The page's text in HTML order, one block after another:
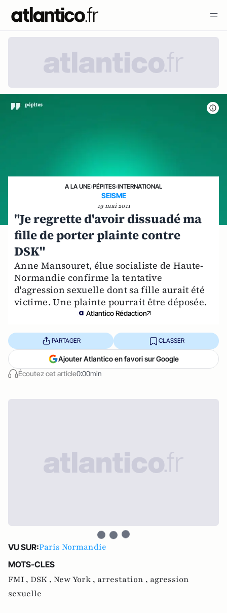
A LA UNE›PÉPITES›INTERNATIONAL
SEISME
19 mai 2011
"Je regrette d'avoir dissuadé ma
fille de porter plainte contre
DSK"
Anne Mansouret, élue socialiste de Haute-
Normandie confirme la tentative
d'agression sexuelle dont sa fille aurait été
victime. Une plainte pourrait être déposée.
Atlantico Rédaction
Écoutez cet article0:00min
PARTAGER CLASSER
Ajouter Atlantico en favori sur Google
VU SUR:Paris Normandie
MOTS-CLES
FMI , DSK , New York , arrestation , agression
sexuelle